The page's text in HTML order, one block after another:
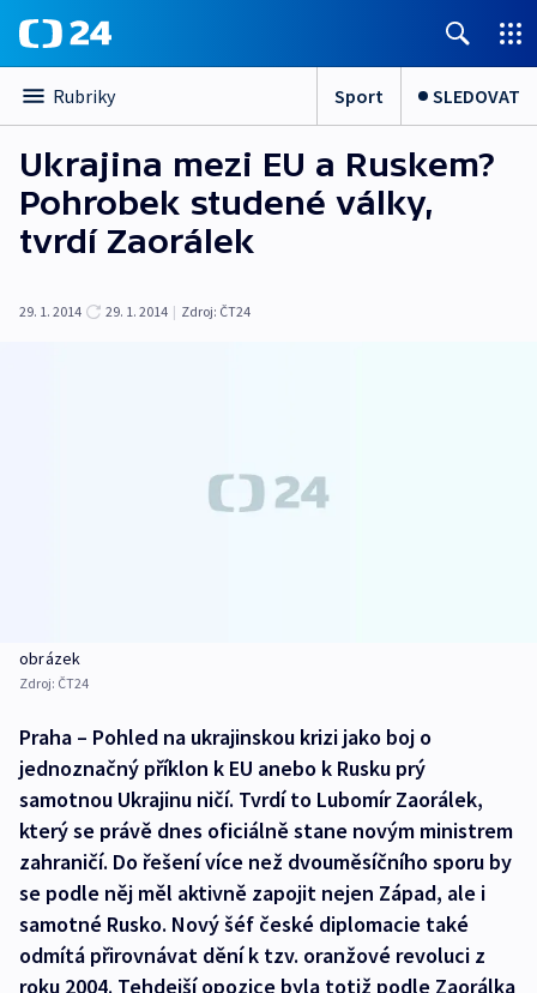
Rubriky Sport SLEDOVAT
Ukrajina mezi EU a Ruskem?
Pohrobek studené války,
tvrdí Zaorálek
29. 1. 2014 29. 1. 2014 | Zdroj: ČT24
obrázek
Zdroj: ČT24
Praha – Pohled na ukrajinskou krizi jako boj o
jednoznačný příklon k EU anebo k Rusku prý
samotnou Ukrajinu ničí. Tvrdí to Lubomír Zaorálek,
který se právě dnes oficiálně stane novým ministrem
zahraničí. Do řešení více než dvouměsíčního sporu by
se podle něj měl aktivně zapojit nejen Západ, ale i
samotné Rusko. Nový šéf české diplomacie také
odmítá přirovnávat dění k tzv. oranžové revoluci z
roku 2004. Tehdejší opozice byla totiž podle Zaorálka